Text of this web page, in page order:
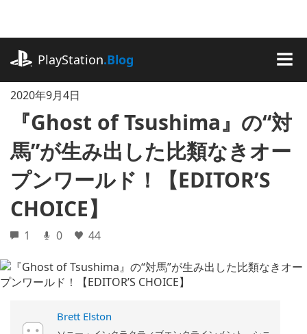
に
ッ
PlayStation.Blog
2020年9月4日
『Ghost of Tsushima』の“対
馬”が生み出した比類なきオー
プンワールド！【EDITOR’S
CHOICE】
1 0 44
Brett Elston